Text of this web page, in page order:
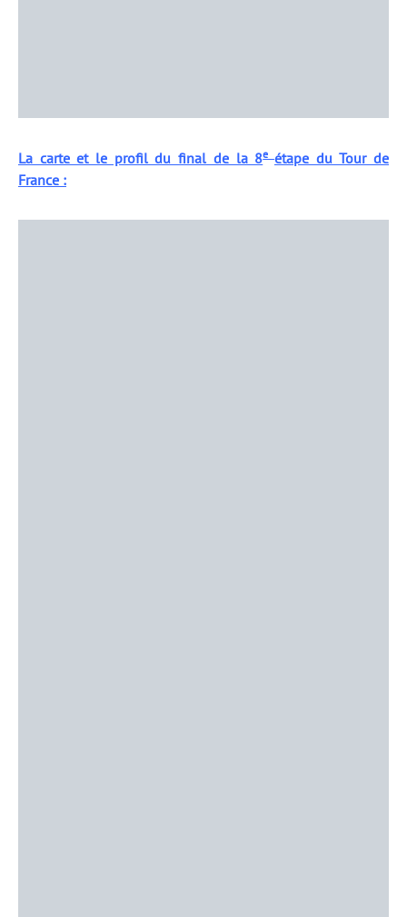
La carte et le profil du final de la 8e étape du Tour de
France :